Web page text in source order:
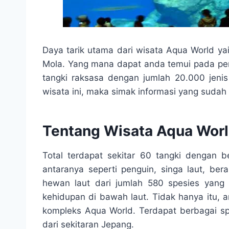
Daya tarik utama dari wisata Aqua World
Mola. Yang mana dapat anda temui pada
tangki raksasa dengan jumlah 20.000
wisata ini, maka simak informasi yang sudah
Tentang Wisata Aqua
Total terdapat sekitar 60 tangki dengan
antaranya seperti penguin, singa laut,
hewan laut dari jumlah 580 spesies
kehidupan di bawah laut. Tidak hanya itu,
kompleks Aqua World. Terdapat berbagai
dari sekitaran Jepang.